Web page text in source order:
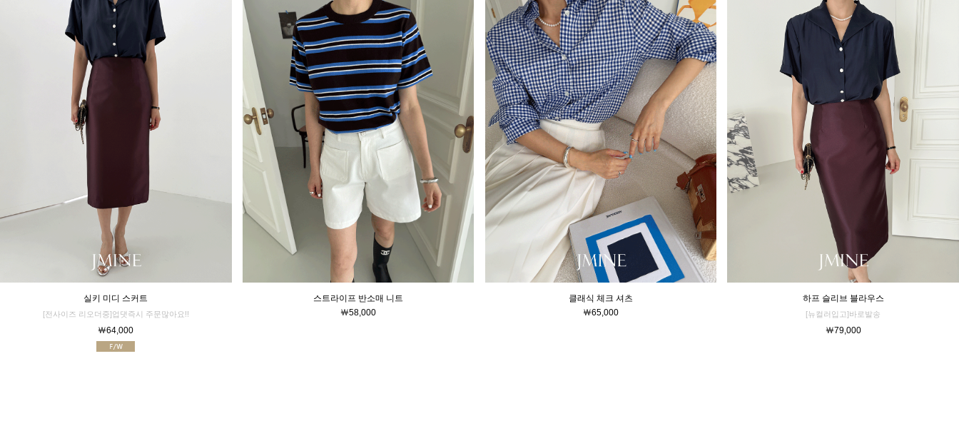
실키 미디 스커트
[전사이즈 리오더중]업댓즉시 주문많아요!!
￦64,000
스트라이프 반소매 니트
￦58,000
클래식 체크 셔츠
￦65,000
하프 슬리브 블라우스
[뉴컬러입고]바로발송
￦79,000